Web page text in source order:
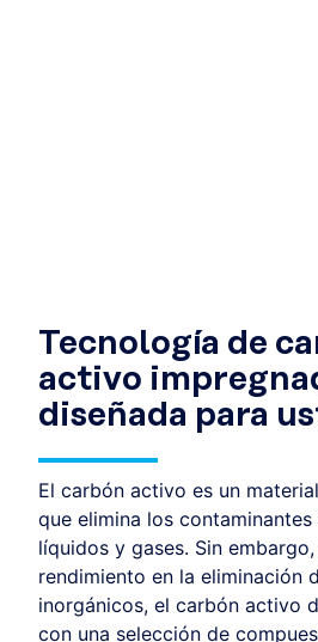
Tecnología de
activo
diseñada para
El carbón activo es un
que elimina los
líquidos y gases. Sin
rendimiento en la eliminación
inorgánicos, el carbón activo
con una selección de